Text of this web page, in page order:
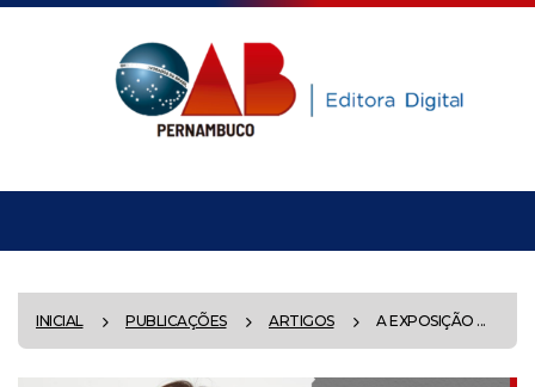
INICIAL PUBLICAÇÕES ARTIGOS A EXPOSIÇÃO ...